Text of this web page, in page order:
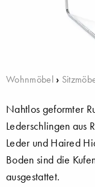
Wohnmöbel›
Nahtlos geformter
Lederschlingen aus
Leder und Haired
Boden sind die
ausgestattet.